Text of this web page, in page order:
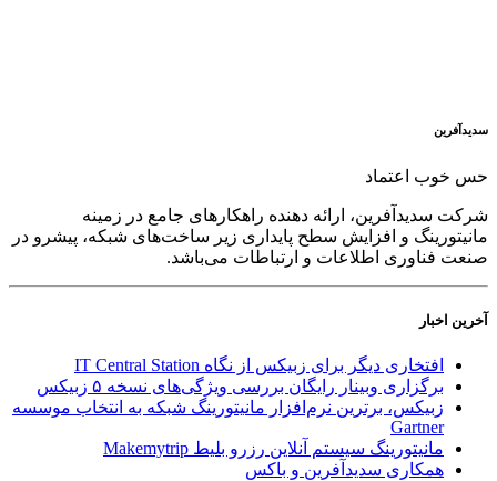
سدید‌آفرین
حس خوب اعتماد
شرکت سدید‌آفرین، ارائه دهنده راهکارهای جامع در زمینه
مانیتورینگ و افزایش سطح پایداری زیر ساخت‌های شبکه، پیشرو در
صنعت فناوری اطلاعات و ارتباطات می‌باشد.
آخرین اخبار
افتخاری دیگر برای زبیکس از نگاه IT Central Station
برگزاری وبینار رایگان بررسی ویژگی‌های نسخه ۵ زبیکس
زبیکس، برترین نرم‌افزار مانیتورینگ شبکه به انتخاب موسسه
Gartner
مانیتورینگ سیستم آنلاین رزرو بلیط Makemytrip
همکاری سدیدآفرین و باکس